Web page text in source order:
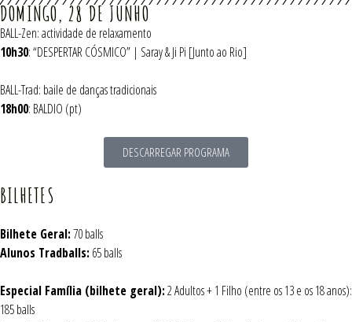
DOMINGO, 28 DE JUNHO
BALL-Zen: actividade de relaxamento
10h30: “DESPERTAR CÓSMICO” | Saray & Ji Pi [Junto ao Rio]
BALL-Trad: baile de danças tradicionais
18h00: BALDIO (pt)
DESCARREGAR PROGRAMA
BILHETES
Bilhete Geral:70 balls
Alunos Tradballs:65 balls
Especial Família (bilhete geral):2 Adultos + 1 Filho (entre os 13 e os 18 anos):
185 balls